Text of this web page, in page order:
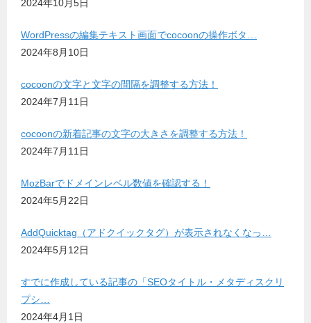
2024年10月5日
WordPressの編集テキスト画面でcocoonの操作ボタ…
2024年8月10日
cocoonの文字と文字の間隔を調整する方法！
2024年7月11日
cocoonの新着記事の文字の大きさを調整する方法！
2024年7月11日
MozBarでドメインレベル数値を確認する！
2024年5月22日
AddQuicktag（アドクイックタグ）が表示されなくなっ…
2024年5月12日
すでに作成している記事の「SEOタイトル・メタディスクリ
プシ…
2024年4月1日